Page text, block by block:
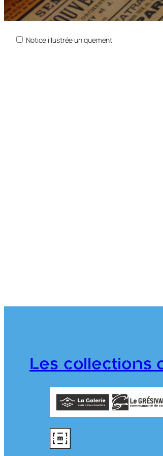
Notice illustrée uniquement
Les collections